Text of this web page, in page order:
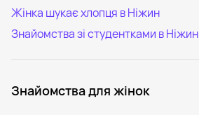
Жінка шукає хлопця в Ніжин
Знайомства зі студентками в Ніжин
Знайомства для жінок